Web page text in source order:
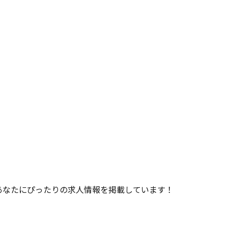
たにぴったりの求人情報を掲載しています！